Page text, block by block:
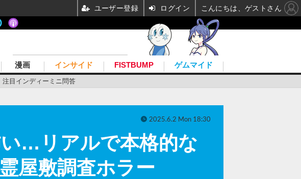
注目インディーミニ問答
漫画 インサイド FISTBUMP ゲムマイド
…リアルで本格的な
屋敷調査ホラー
2025.6.2 Mon 18:30
ユーザー登録 ログイン こんにちは、ゲストさん